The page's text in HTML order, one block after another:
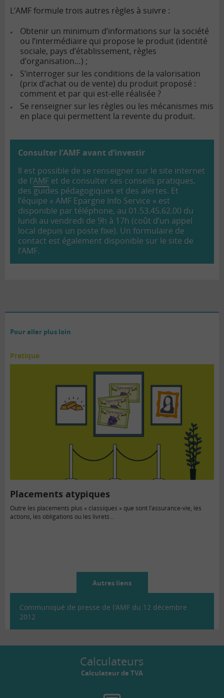
L’AMF formule trois autres règles à suivre :
Obtenir un minimum d’informations sur la société
ou l’intermédiaire qui propose le produit (identité
sociale, pays d’établissement, règles
d’organisation…) ;
S’interroger sur les conditions de la valorisation
(prix d’achat ou de vente) du produit proposé :
comment et par qui est-elle réalisée ?
Se renseigner sur les règles ou les mécanismes mis
en place qui permettent la revente du produit.
Consulter l’AMF avant d’investir
Il est possible de se renseigner sur le site internet
de l’AMF et de consulter ses conseils pratiques,
des guides pédagogiques et des alertes. Et
l’équipe « AMF Epargne Info Service » est
disponible par téléphone, au 01.53.45.62.00 du
lundi au vendredi de 9h à 17h (coût d’un appel
local depuis un poste fixe). Un formulaire de
contact est également disponible sur le site de
l’AMF.
Pour aller plus loin
Pratique
Placements atypiques
Outre les placements plus « classiques » que sont l’assurance-vie, les
actions, les obligations ou les livrets...
Autres liens
Communiqué de presse de l’AMF du 12 décembre
2012
Calculateurs
Calculateur de TVA